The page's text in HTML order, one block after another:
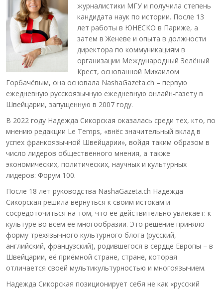
журналистики МГУ и получила степень
кандидата наук по истории. После 13
лет работы в ЮНЕСКО в Париже, а
затем в Женеве и опыта в должности
директора по коммуникациям в
организации Международный Зелёный
Крест, основанной Михаилом
Горбачёвым, она основала NashaGazeta.ch – первую
ежедневную русскоязычную ежедневную онлайн-газету в
Швейцарии, запущенную в 2007 году.
В 2022 году Надежда Сикорская оказалась среди тех, кто, по
мнению редакции Le Temps, «внёс значительный вклад в
успех франкоязычной Швейцарии», войдя таким образом в
число лидеров общественного мнения, а также
экономических, политических, научных и культурных
лидеров: Форум 100.
После 18 лет руководства NashaGazeta.ch Надежда
Сикорская решила вернуться к своим истокам и
сосредоточиться на том, что её действительно увлекает: к
культуре во всём её многообразии. Это решение приняло
форму трёхязычного культурного блога (русский,
английский, французский), родившегося в сердце Европы – в
Швейцарии, её приёмной стране, стране, которая
отличается своей мультикультурностью и многоязычием.
Надежда Сикорская позиционирует себя не как «русский